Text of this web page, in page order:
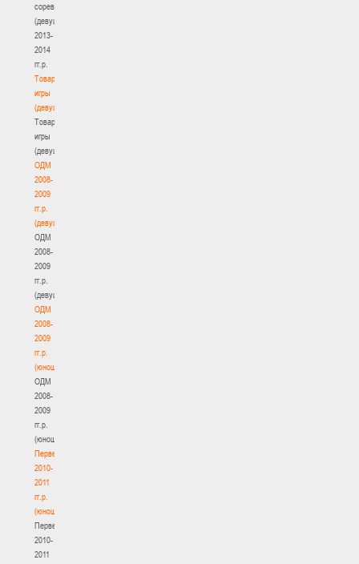
соревнования
(девушки)
2013-
2014
гг.р.
Товарищеские
игры
(девушки)
Товарищеские
игры
(девушки)
ОДМ
2008-
2009
гг.р.
(девушки)
ОДМ
2008-
2009
гг.р.
(девушки)
ОДМ
2008-
2009
гг.р.
(юноши)
ОДМ
2008-
2009
гг.р.
(юноши)
Первенство
2010-
2011
гг.р.
(юноши)
Первенство
2010-
2011